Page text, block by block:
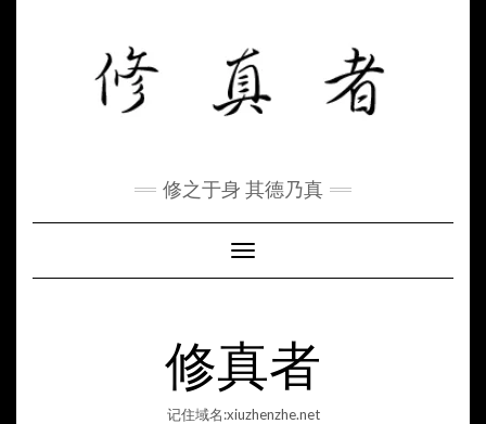
修之于身 其德乃真
Toggle Navigation
修真者
记住域名:xiuzhenzhe.net